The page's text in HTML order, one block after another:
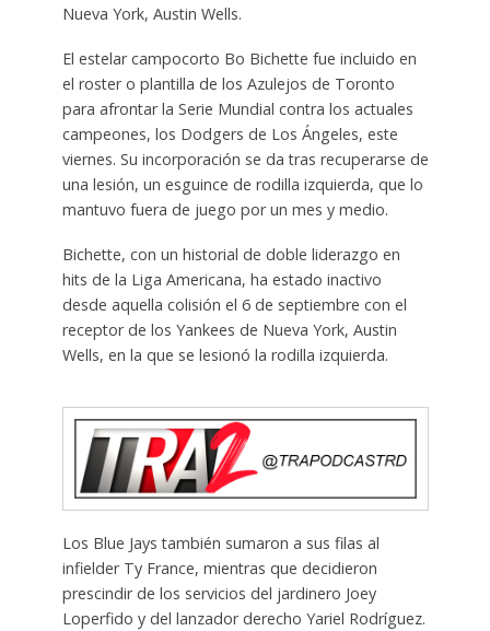
Nueva York, Austin Wells.
El estelar campocorto Bo Bichette fue incluido en
el roster o plantilla de los Azulejos de Toronto
para afrontar la Serie Mundial contra los actuales
campeones, los Dodgers de Los Ángeles, este
viernes. Su incorporación se da tras recuperarse de
una lesión, un esguince de rodilla izquierda, que lo
mantuvo fuera de juego por un mes y medio.
Bichette, con un historial de doble liderazgo en
hits de la Liga Americana, ha estado inactivo
desde aquella colisión el 6 de septiembre con el
receptor de los Yankees de Nueva York, Austin
Wells, en la que se lesionó la rodilla izquierda.
Los Blue Jays también sumaron a sus filas al
infielder Ty France, mientras que decidieron
prescindir de los servicios del jardinero Joey
Loperfido y del lanzador derecho Yariel Rodríguez.